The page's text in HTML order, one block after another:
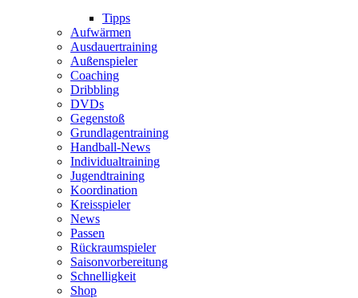
Tipps
Aufwärmen
Ausdauertraining
Außenspieler
Coaching
Dribbling
DVDs
Gegenstoß
Grundlagentraining
Handball-News
Individualtraining
Jugendtraining
Koordination
Kreisspieler
News
Passen
Rückraumspieler
Saisonvorbereitung
Schnelligkeit
Shop